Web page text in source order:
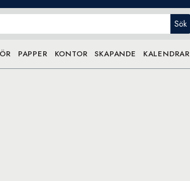
Sök
PAPPER KONTOR SKAPANDE KALENDRAR